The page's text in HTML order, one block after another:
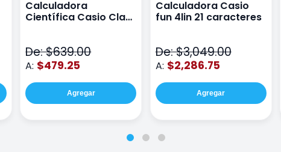
Calculadora
Científica Casio Class
De: $639.00
A: $479.25
Agregar
Calculadora Casio
fun 4lin 21 caracteres
De: $3,049.00
A: $2,286.75
Agregar